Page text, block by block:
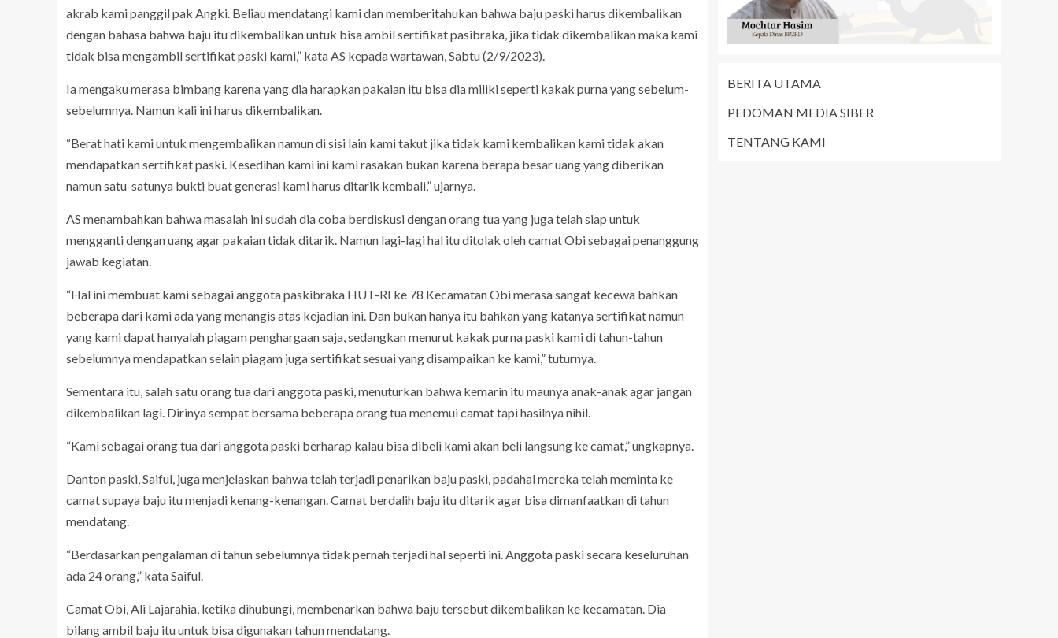
akrab kami panggil pak Angki. Beliau mendatangi kami dan memberitahukan bahwa baju paski harus dikembalikan
dengan bahasa bahwa baju itu dikembalikan untuk bisa ambil sertifikat pasibraka, jika tidak dikembalikan maka kami
tidak bisa mengambil sertifikat paski kami,” kata AS kepada wartawan, Sabtu (2/9/2023).
Ia mengaku merasa bimbang karena yang dia harapkan pakaian itu bisa dia miliki seperti kakak purna yang sebelum-
sebelumnya. Namun kali ini harus dikembalikan.
“Berat hati kami untuk mengembalikan namun di sisi lain kami takut jika tidak kami kembalikan kami tidak akan
mendapatkan sertifikat paski. Kesedihan kami ini kami rasakan bukan karena berapa besar uang yang diberikan
namun satu-satunya bukti buat generasi kami harus ditarik kembali,” ujarnya.
AS menambahkan bahwa masalah ini sudah dia coba berdiskusi dengan orang tua yang juga telah siap untuk
mengganti dengan uang agar pakaian tidak ditarik. Namun lagi-lagi hal itu ditolak oleh camat Obi sebagai penanggung
jawab kegiatan.
“Hal ini membuat kami sebagai anggota paskibraka HUT-RI ke 78 Kecamatan Obi merasa sangat kecewa bahkan
beberapa dari kami ada yang menangis atas kejadian ini. Dan bukan hanya itu bahkan yang katanya sertifikat namun
yang kami dapat hanyalah piagam penghargaan saja, sedangkan menurut kakak purna paski kami di tahun-tahun
sebelumnya mendapatkan selain piagam juga sertifikat sesuai yang disampaikan ke kami,” tuturnya.
Sementara itu, salah satu orang tua dari anggota paski, menuturkan bahwa kemarin itu maunya anak-anak agar jangan
dikembalikan lagi. Dirinya sempat bersama beberapa orang tua menemui camat tapi hasilnya nihil.
“Kami sebagai orang tua dari anggota paski berharap kalau bisa dibeli kami akan beli langsung ke camat,” ungkapnya.
Danton paski, Saiful, juga menjelaskan bahwa telah terjadi penarikan baju paski, padahal mereka telah meminta ke
camat supaya baju itu menjadi kenang-kenangan. Camat berdalih baju itu ditarik agar bisa dimanfaatkan di tahun
mendatang.
“Berdasarkan pengalaman di tahun sebelumnya tidak pernah terjadi hal seperti ini. Anggota paski secara keseluruhan
ada 24 orang,” kata Saiful.
Camat Obi, Ali Lajarahia, ketika dihubungi, membenarkan bahwa baju tersebut dikembalikan ke kecamatan. Dia
bilang ambil baju itu untuk bisa digunakan tahun mendatang.
BERITA UTAMA
PEDOMAN MEDIA SIBER
TENTANG KAMI